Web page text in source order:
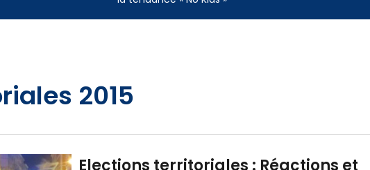
2015
Elections territoriales : Réactions et